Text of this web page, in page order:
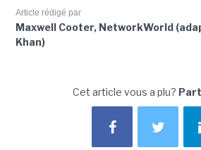
Article rédigé par
Maxwell Cooter, NetworkWorld
Khan)
Cet article vous a plu?